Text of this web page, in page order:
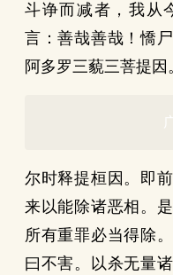
斗诤而减者，我从
言：善哉善哉！憍
阿多罗三藐三菩提因
尔时释提桓因。即
来以能除诸恶相。
所有重罪必当得除
曰不害。以杀无量